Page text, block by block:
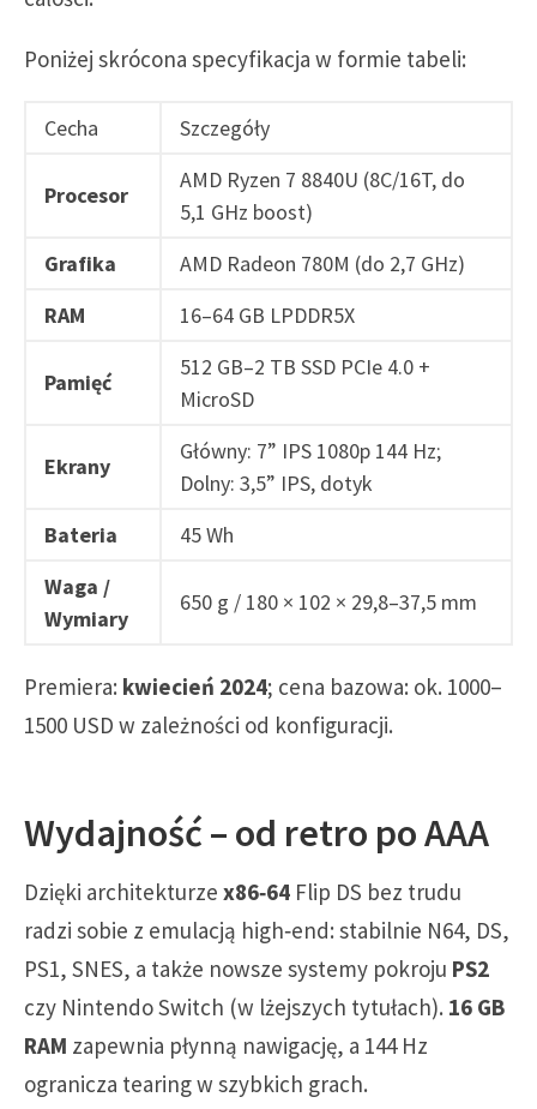
Poniżej skrócona specyfikacja w formie tabeli:
Cecha Szczegóły
Procesor
AMD Ryzen 7 8840U (8C/16T, do
5,1 GHz boost)
Grafika
AMD Radeon 780M (do 2,7 GHz)
RAM
16–64 GB LPDDR5X
Pamięć
512 GB–2 TB SSD PCIe 4.0 +
MicroSD
Ekrany
Główny: 7” IPS 1080p 144 Hz;
Dolny: 3,5” IPS, dotyk
Bateria
45 Wh
Waga /
Wymiary
650 g / 180 × 102 × 29,8–37,5 mm
Premiera: kwiecień 2024; cena bazowa: ok. 1000–
1500 USD w zależności od konfiguracji.
Wydajność – od retro po AAA
Dzięki architekturze x86‑64 Flip DS bez trudu
radzi sobie z emulacją high‑end: stabilnie N64, DS,
PS1, SNES, a także nowsze systemy pokroju PS2
czy Nintendo Switch (w lżejszych tytułach). 16 GB
RAM zapewnia płynną nawigację, a 144 Hz
ogranicza tearing w szybkich grach.